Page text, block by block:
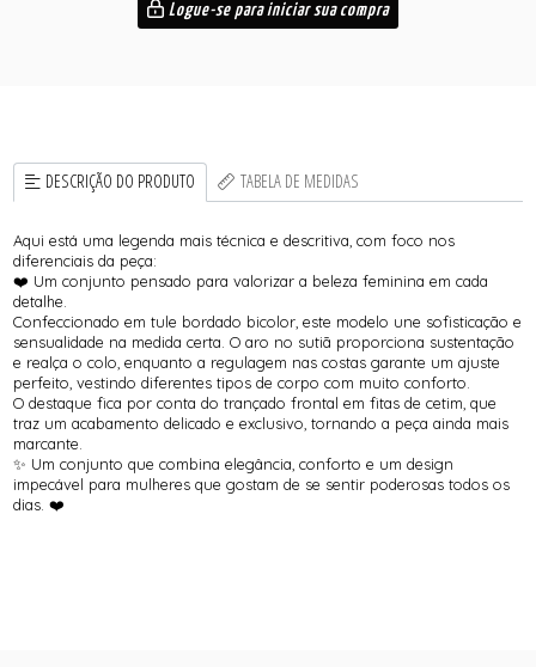
Logue-se para iniciar sua compra
DESCRIÇÃO DO PRODUTO TABELA DE MEDIDAS
Aqui está uma legenda mais técnica e descritiva, com foco nos
diferenciais da peça:
❤️ Um conjunto pensado para valorizar a beleza feminina em cada
detalhe.
Confeccionado em tule bordado bicolor, este modelo une sofisticação e
sensualidade na medida certa. O aro no sutiã proporciona sustentação
e realça o colo, enquanto a regulagem nas costas garante um ajuste
perfeito, vestindo diferentes tipos de corpo com muito conforto.
O destaque fica por conta do trançado frontal em fitas de cetim, que
traz um acabamento delicado e exclusivo, tornando a peça ainda mais
marcante.
✨ Um conjunto que combina elegância, conforto e um design
impecável para mulheres que gostam de se sentir poderosas todos os
dias. ❤️